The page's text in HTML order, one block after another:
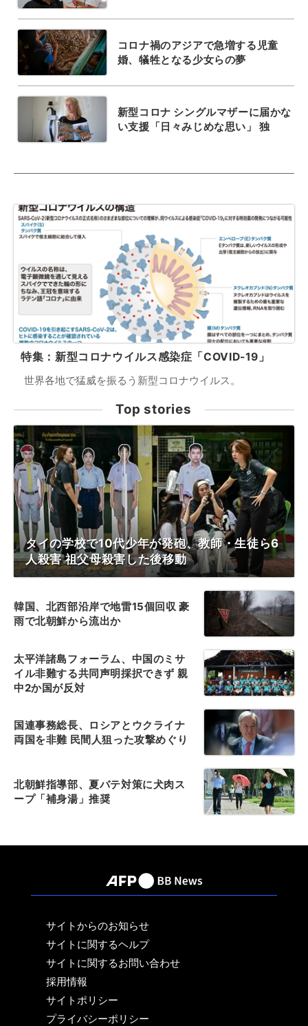
コロナ禍のアジアで急増する児童
婚、犠牲となる少女らの夢
新型コロナ シングルマザーに届かな
い支援「日々みじめな思い」 独
特集：新型コロナウイルス感染症「COVID-19」
世界各地で猛威を振るう新型コロナウイルス。
Top stories
タイの学校で10代少年が発砲、教師・生徒ら6
人殺害 祖父母殺害した後移動
韓国、北西部沿岸で地雷15個回収 豪
雨で北朝鮮から流出か
太平洋諸島フォーラム、中国のミサ
イル非難する共同声明採択できず 親
中2か国が反対
国連事務総長、ロシアとウクライナ
両国を非難 民間人狙った攻撃めぐり
北朝鮮指導部、夏バテ対策に犬肉ス
ープ「補身湯」推奨
サイトからのお知らせ
サイトに関するヘルプ
サイトに関するお問い合わせ
採用情報
サイトポリシー
プライバシーポリシー